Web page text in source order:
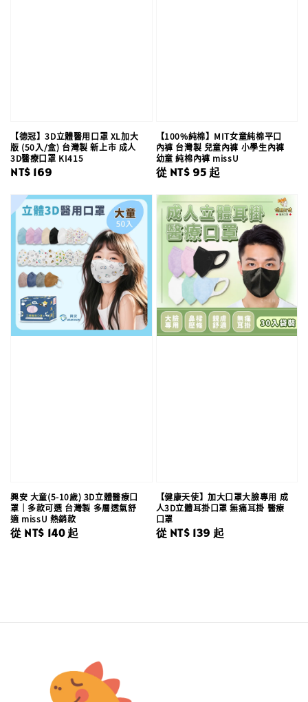
【德冠】3D立體醫用口罩 XL加大
版 (50入/盒) 台灣製 新上市 成人
3D醫療口罩 KI415
Regular
NT$ 169
【100%純棉】MIT女童純棉平口
內褲 台灣製 兒童內褲 小學生內褲
幼童 純棉內褲 missU
Regular
從 NT$ 95 起
興安 大童(5-10歲) 3D立體醫療口
罩｜多款可選 台灣製 多層透氣舒
適 missU 熱銷款
Regular
從 NT$ 140起
【健康天使】加大口罩大臉專用 成
人3D立體耳掛口罩 無痛耳掛 醫療
口罩
Regular
從 NT$ 139 起